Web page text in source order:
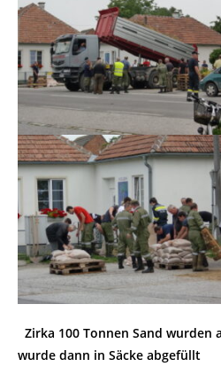
Zirka 100 Tonnen Sand
wurde dann in Säcke abgefüllt